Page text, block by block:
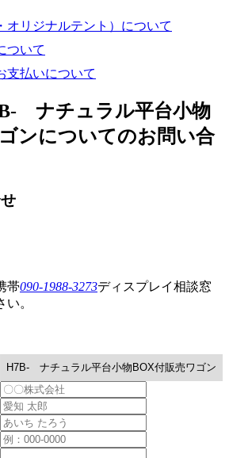
オリジナルテント）について
ついて
支払いについて
ナチュラル平台小物
ンについてのお問い合
帯090-1988-3273ディスプレイ相談窓
。